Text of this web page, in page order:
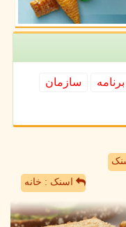
برنامه
سازمان
اسنک : خانه